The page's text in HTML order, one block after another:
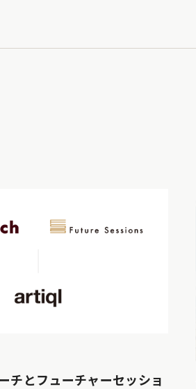
チとフューチャーセッショ